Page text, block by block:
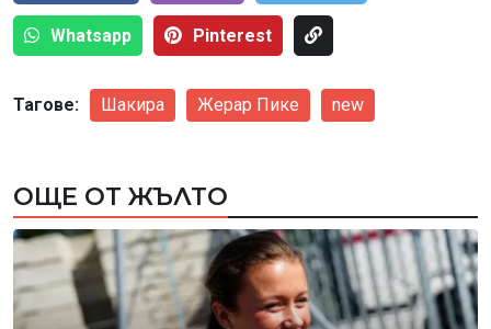
Whatsapp Pinterest
Тагове: Шакира Жерар Пике new
ОЩЕ ОТ ЖЪЛТО